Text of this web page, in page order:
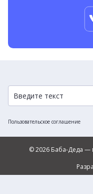
Пользовательское соглашение
© 2026 Баба-Деда —